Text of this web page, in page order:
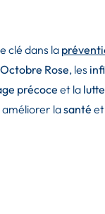
clé dans la
Rose, les
précoce et la lutte
améliorer lasanté